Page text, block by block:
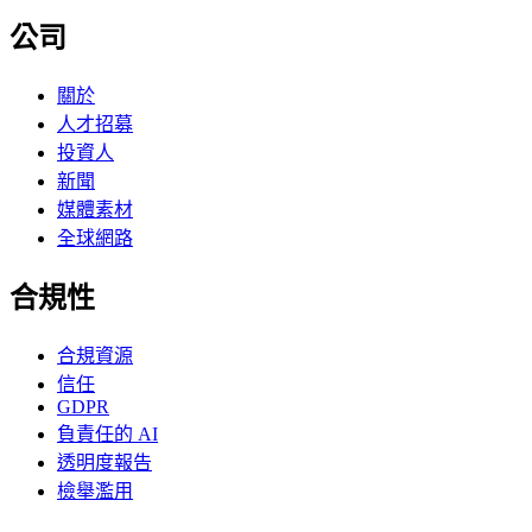
公司
關於
人才招募
投資人
新聞
媒體素材
全球網路
合規性
合規資源
信任
GDPR
負責任的 AI
透明度報告
檢舉濫用